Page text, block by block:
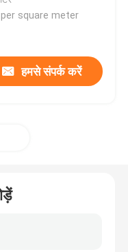
per square meter
हमसे संपर्क करें